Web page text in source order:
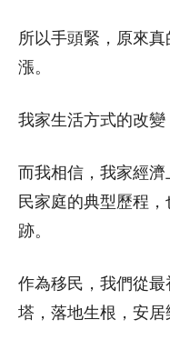
所以手頭緊，原來
漲。
我家生活方式的改變
而我相信，我家經
民家庭的典型歷程
跡。
作為移民，我們從
塔，落地生根，安居